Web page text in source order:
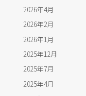
2026年4月
2026年2月
2026年1月
2025年12月
2025年7月
2025年4月